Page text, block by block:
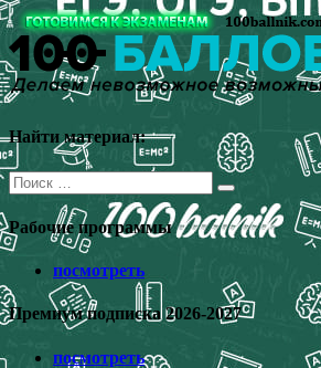
Перейти
к
содержимому
Найти материал:
Поиск
для:
Рабочие программы
посмотреть
Премиум подписка 2026-2027
посмотреть